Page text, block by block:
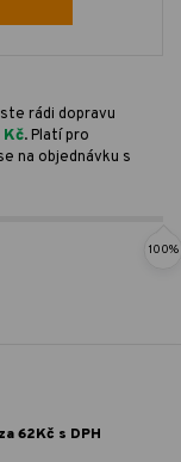
rádi dopravu
Kč. Platí pro
na objednávku s
100%
za 62Kč s DPH